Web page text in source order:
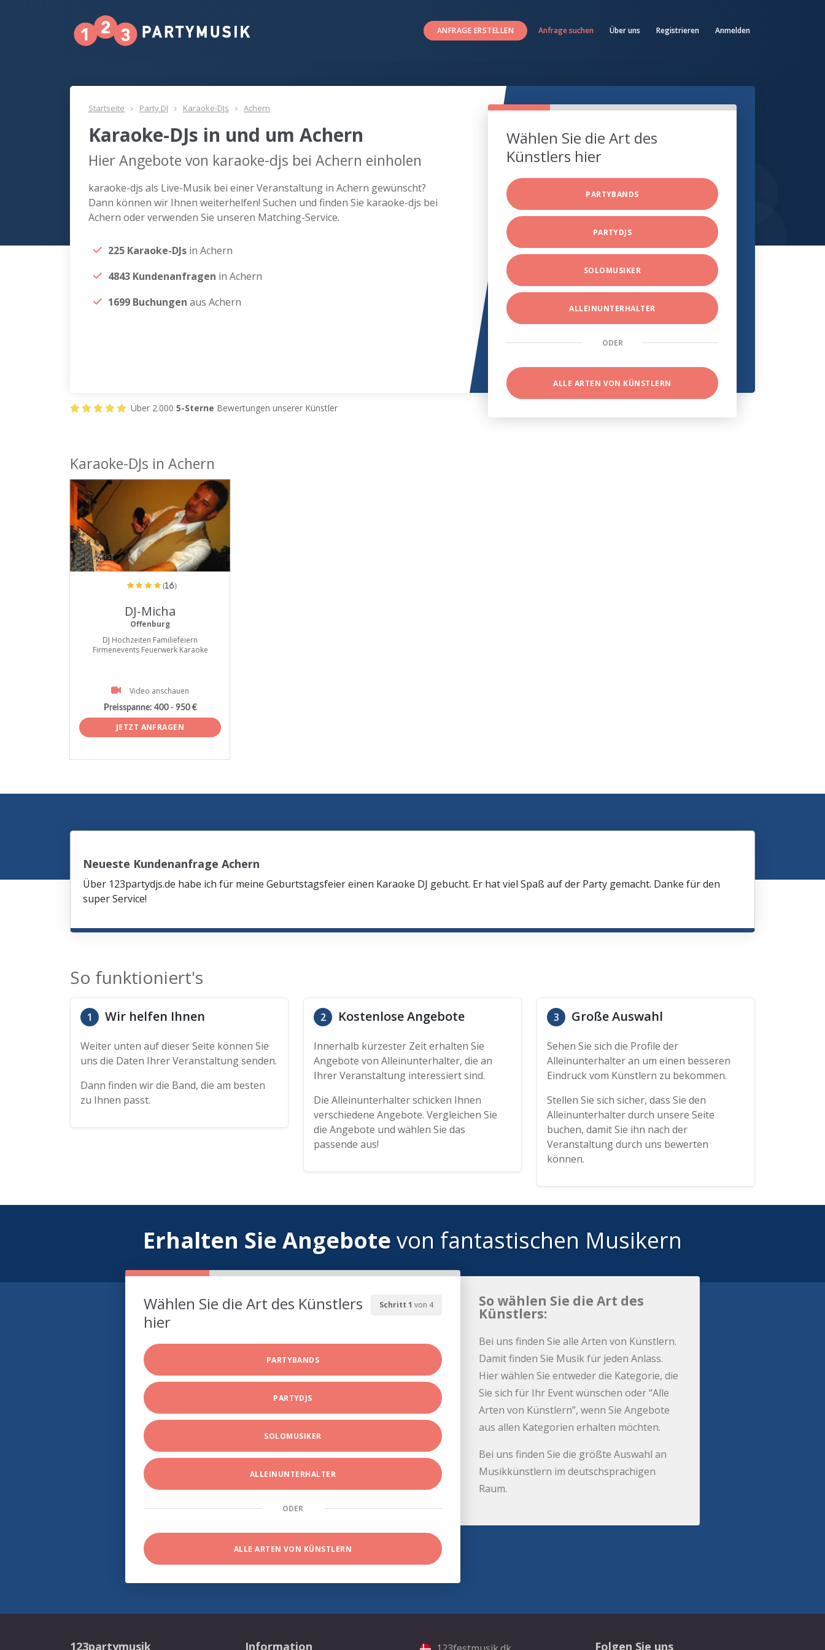
ANFRAGE ERSTELLEN Anfrage suchen Über uns Registrieren Anmelden
Startseite Party DJ Karaoke-DJs Achern
Karaoke-DJs in und um Achern
Hier Angebote von karaoke-djs bei Achern einholen
karaoke-djs als Live-Musik bei einer Veranstaltung in Achern gewünscht?
Dann können wir Ihnen weiterhelfen! Suchen und finden Sie karaoke-djs bei
Achern oder verwenden Sie unseren Matching-Service.
225 Karaoke-DJs in Achern
4843 Kundenanfragen in Achern
1699 Buchungen aus Achern
Wählen Sie die Art des
Künstlers hier
PARTYBANDS
PARTYDJS
SOLOMUSIKER
ALLEINUNTERHALTER
ODER
ALLE ARTEN VON KÜNSTLERN
Über 2.000 5-Sterne Bewertungen unserer Künstler
Karaoke-DJs in Achern
ProArtist
(16)
DJ-Micha
Offenburg
DJ Hochzeiten Familiefeiern
Firmenevents Feuerwerk Karaoke
Video anschauen
Preisspanne: 400 - 950 €
JETZT ANFRAGEN
Neueste Kundenanfrage Achern
Über 123partydjs.de habe ich für meine Geburtstagsfeier einen Karaoke DJ gebucht. Er hat viel Spaß auf der Party gemacht. Danke für den
super Service!
So funktioniert's
1 Wir helfen Ihnen
Weiter unten auf dieser Seite können Sie
uns die Daten Ihrer Veranstaltung senden.
Dann finden wir die Band, die am besten
zu Ihnen passt.
2 Kostenlose Angebote
Innerhalb kürzester Zeit erhalten Sie
Angebote von Alleinunterhalter, die an
Ihrer Veranstaltung interessiert sind.
Die Alleinunterhalter schicken Ihnen
verschiedene Angebote. Vergleichen Sie
die Angebote und wählen Sie das
passende aus!
3 Große Auswahl
Sehen Sie sich die Profile der
Alleinunterhalter an um einen besseren
Eindruck vom Künstlern zu bekommen.
Stellen Sie sich sicher, dass Sie den
Alleinunterhalter durch unsere Seite
buchen, damit Sie ihn nach der
Veranstaltung durch uns bewerten
können.
Erhalten Sie Angebote von fantastischen Musikern
Schritt 1 von 4
Wählen Sie die Art des Künstlers
hier
PARTYBANDS
PARTYDJS
SOLOMUSIKER
ALLEINUNTERHALTER
ODER
ALLE ARTEN VON KÜNSTLERN
So wählen Sie die Art des
Künstlers:
Bei uns finden Sie alle Arten von Künstlern.
Damit finden Sie Musik für jeden Anlass.
Hier wählen Sie entweder die Kategorie, die
Sie sich für Ihr Event wünschen oder “Alle
Arten von Künstlern”, wenn Sie Angebote
aus allen Kategorien erhalten möchten.
Bei uns finden Sie die größte Auswahl an
Musikkünstlern im deutschsprachigen
Raum.
123partymusik Information Folgen Sie uns